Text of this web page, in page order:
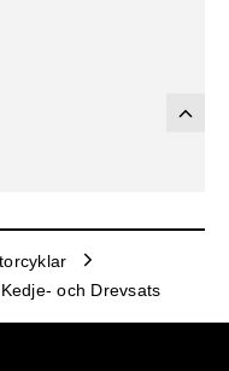
och Drevsats